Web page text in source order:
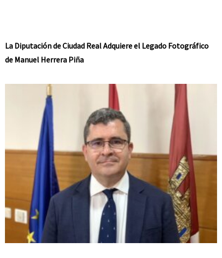
La Diputación de Ciudad Real Adquiere el Legado Fotográfico
de Manuel Herrera Piña